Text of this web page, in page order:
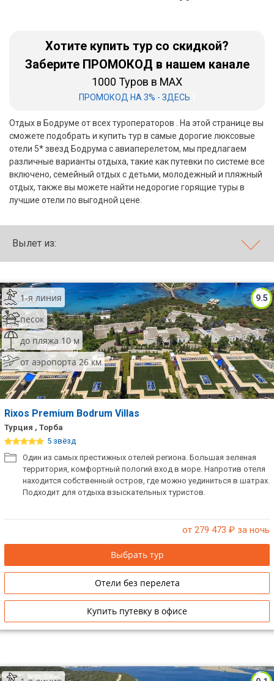
Хотите купить тур со скидкой?
Заберите ПРОМОКОД в нашем канале
1000 Туров в MAX
ПРОМОКОД НА 3% - ЗДЕСЬ
Отдых в Бодруме от всех туроператоров . На этой странице вы
сможете подобрать и купить тур в самые дорогие люксовые
отели 5* звезд Бодрума с авиаперелетом, мы предлагаем
различные варианты отдыха, такие как путевки по системе все
включено, семейный отдых с детьми, молодежный и пляжный
отдых, также вы можете найти недорогие горящие туры в
лучшие отели по выгодной цене.
Вылет из:
9.5
1-я линия
песок
до пляжа 10 м
от аэропорта 26 км
Rixos Premium Bodrum Villas
Турция , Торба
5 звёзд
Один из самых престижных отелей региона. Большая зеленая
территория, комфортный пологий вход в море. Напротив отеля
находится собственный остров, где можно уединиться в шатрах.
Подходит для отдыха взыскательных туристов.
от 279 473 ₽ за ночь
Выбрать тур
Отели без перелета
Купить путевку в офисе
Вьетнам
Хайнань
Южный Гоа
Занзибар
Большой Сочи
Экскурсионные туры
ТОП 10 лучших отелей 5*
ТОП 10 недорогих отелей
5*
Лучшие отели 4* звезды
Недорогие отели 4*
звезды
Лучшие отели 3* звезды
звезды
Сетевые отели Турции
Сетевые отели Таиланда
Сетевые отели Вьетнама
Сетевые отели Мальдив